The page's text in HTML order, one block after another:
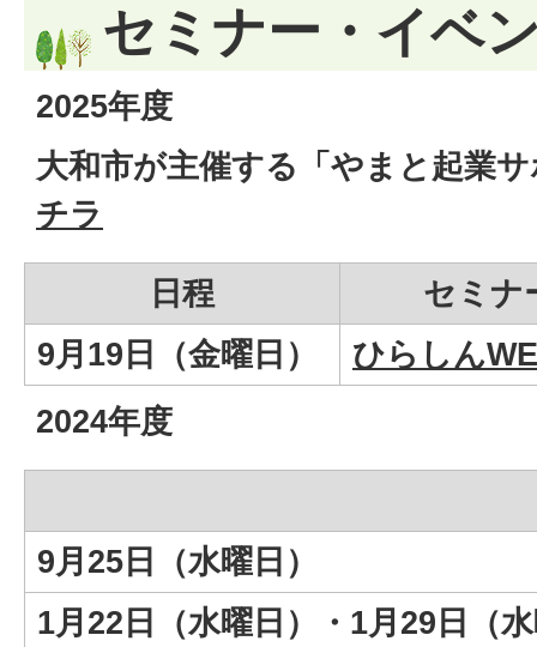
セミナー・イベ
2025年度
大和市が主催する「やまと起業
チラ
日程
セミナ
9月19日（金曜日）
ひらしん
2024年度
9月25日（水曜日）
1月22日（水曜日）・1月29日（